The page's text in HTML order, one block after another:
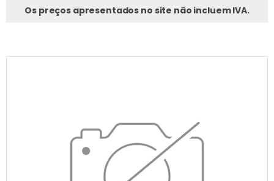
Os preços apresentados no site não incluem IVA.